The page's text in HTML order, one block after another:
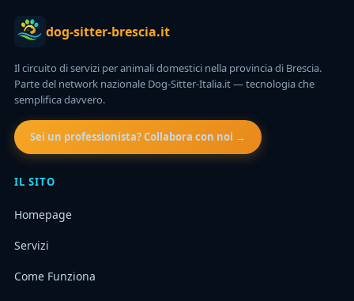
dog-sitter-brescia.it
Il circuito di servizi per animali domestici nella provincia di Brescia.
Parte del network nazionale Dog-Sitter-Italia.it — tecnologia che
semplifica davvero.
Sei un professionista? Collabora con noi →
IL SITO
Homepage
Servizi
Come Funziona